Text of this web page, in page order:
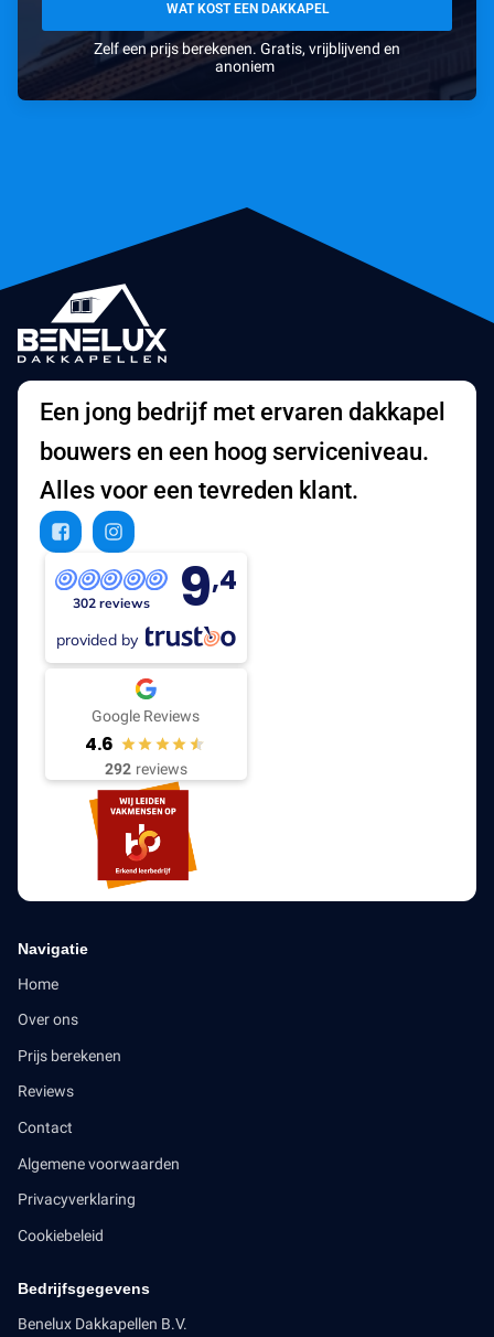
WAT KOST EEN DAKKAPEL
Zelf een prijs berekenen. Gratis, vrijblijvend en
anoniem
Een jong bedrijf met ervaren dakkapel
bouwers en een hoog serviceniveau.
Alles voor een tevreden klant.
302 reviews 9,4
provided by
Google Reviews
4.6
292 reviews
Navigatie
Home
Over ons
Prijs berekenen
Reviews
Contact
Algemene voorwaarden
Privacyverklaring
Cookiebeleid
Bedrijfsgegevens
Benelux Dakkapellen B.V.